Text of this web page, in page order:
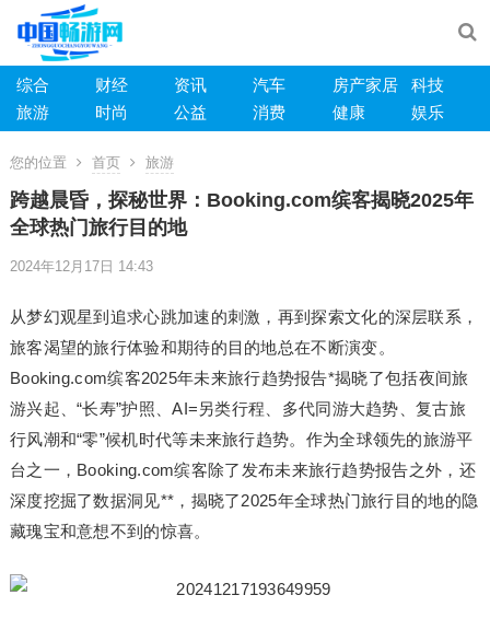
综合 财经 资讯 汽车 房产家居
科技
旅游
时尚 公益 消费 健康 娱乐
您的位置 首页 旅游
跨越晨昏，探秘世界：Booking.com缤客揭晓2025年
全球热门旅行目的地
2024年12月17日 14:43
从梦幻观星到追求心跳加速的刺激，再到探索文化的深层联系，
旅客渴望的旅行体验和期待的目的地总在不断演变。
Booking.com缤客2025年未来旅行趋势报告*揭晓了包括夜间旅
游兴起、“长寿”护照、AI=另类行程、多代同游大趋势、复古旅
行风潮和“零”候机时代等未来旅行趋势。作为全球领先的旅游平
台之一，Booking.com缤客除了发布未来旅行趋势报告之外，还
深度挖掘了数据洞见**，揭晓了2025年全球热门旅行目的地的隐
藏瑰宝和意想不到的惊喜。